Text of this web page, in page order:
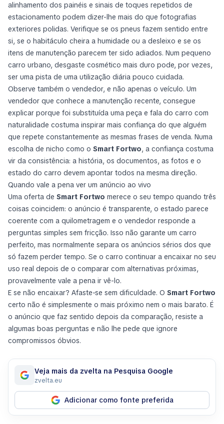
alinhamento dos painéis e sinais de toques repetidos de
estacionamento podem dizer-lhe mais do que fotografias
exteriores polidas. Verifique se os pneus fazem sentido entre
si, se o habitáculo cheira a humidade ou a desleixo e se os
itens de manutenção parecem ter sido adiados. Num pequeno
carro urbano, desgaste cosmético mais duro pode, por vezes,
ser uma pista de uma utilização diária pouco cuidada.
Observe também o vendedor, e não apenas o veículo. Um
vendedor que conhece a manutenção recente, consegue
explicar porque foi substituída uma peça e fala do carro com
naturalidade costuma inspirar mais confiança do que alguém
que repete constantemente as mesmas frases de venda. Numa
escolha de nicho como o Smart Fortwo, a confiança costuma
vir da consistência: a história, os documentos, as fotos e o
estado do carro devem apontar todos na mesma direção.
Quando vale a pena ver um anúncio ao vivo
Uma oferta de Smart Fortwo merece o seu tempo quando três
coisas coincidem: o anúncio é transparente, o estado parece
coerente com a quilometragem e o vendedor responde a
perguntas simples sem fricção. Isso não garante um carro
perfeito, mas normalmente separa os anúncios sérios dos que
só fazem perder tempo. Se o carro continuar a encaixar no seu
uso real depois de o comparar com alternativas próximas,
provavelmente vale a pena ir vê-lo.
E se não encaixar? Afaste-se sem dificuldade. O Smart Fortwo
certo não é simplesmente o mais próximo nem o mais barato. É
o anúncio que faz sentido depois da comparação, resiste a
algumas boas perguntas e não lhe pede que ignore
compromissos óbvios.
Veja mais da zvelta na Pesquisa Google
zvelta.eu
Adicionar como fonte preferida